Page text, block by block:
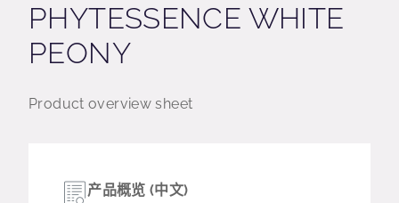
PHYTESSENCE WHITE
PEONY
Product overview sheet
产品概览 (中文)